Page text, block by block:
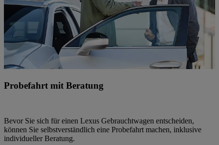
Probefahrt mit Beratung
Bevor Sie sich für einen Lexus Gebrauchtwagen entscheiden,
können Sie selbstverständlich eine Probefahrt machen, inklusive
individueller Beratung.